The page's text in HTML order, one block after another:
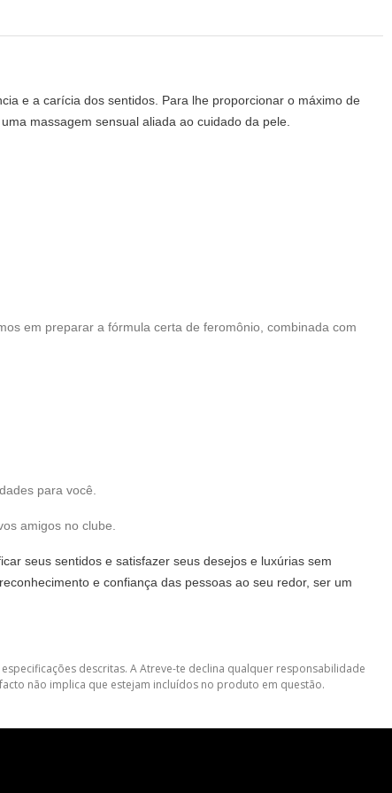
e a carícia dos sentidos. Para lhe proporcionar o máximo de
massagem sensual aliada ao cuidado da pele.
em preparar a fórmula certa de feromônio, combinada com
para você.
amigos no clube.
seus sentidos e satisfazer seus desejos e luxúrias sem
e confiança das pessoas ao seu redor, ser um
descritas. A Atreve-te declina qualquer responsabilidade
não implica que estejam incluídos no produto em questão.